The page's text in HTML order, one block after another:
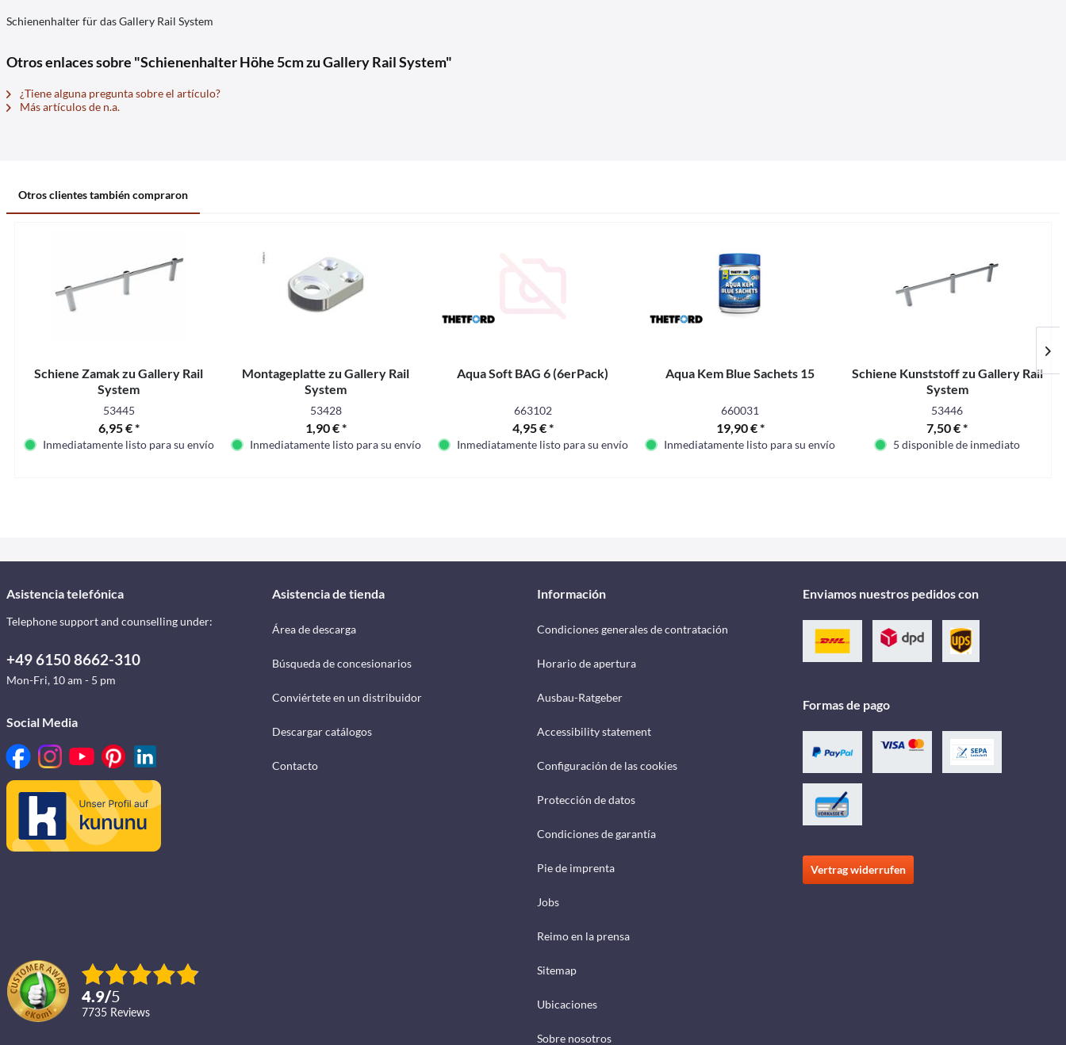
Schienenhalter für das Gallery Rail System
Otros enlaces sobre "Schienenhalter Höhe 5cm zu Gallery Rail System"
¿Tiene alguna pregunta sobre el artículo?
Más artículos de n.a.
Otros clientes también compraron
Schiene Zamak zu Gallery Rail
System
53445
6,95 € *
Inmediatamente listo para su envío
Montageplatte zu Gallery Rail
System
53428
1,90 € *
Inmediatamente listo para su envío
Aqua Soft BAG 6 (6erPack)
663102
4,95 € *
Inmediatamente listo para su envío
Aqua Kem Blue Sachets 15
660031
19,90 € *
Inmediatamente listo para su envío
Schiene Kunststoff zu Gallery Rail
System
53446
7,50 € *
5 disponible de inmediato
Asistencia telefónica
Telephone support and counselling under:
+49 6150 8662-310
Mon-Fri, 10 am - 5 pm
Social Media
4.9/5
7735 reviews
Asistencia de tienda
Área de descarga
Búsqueda de concesionarios
Conviértete en un distribuidor
Descargar catálogos
Contacto
Información
Condiciones generales de contratación
Horario de apertura
Ausbau-Ratgeber
Accessibility statement
Configuración de las cookies
Protección de datos
Condiciones de garantía
Pie de imprenta
Jobs
Reimo en la prensa
Sitemap
Ubicaciones
Sobre nosotros
Enviamos nuestros pedidos con
Formas de pago
Vertrag widerrufen